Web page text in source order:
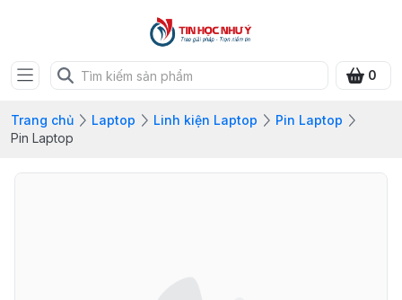
0
Trang chủ Laptop Linh kiện Laptop
Pin Laptop
Pin Laptop